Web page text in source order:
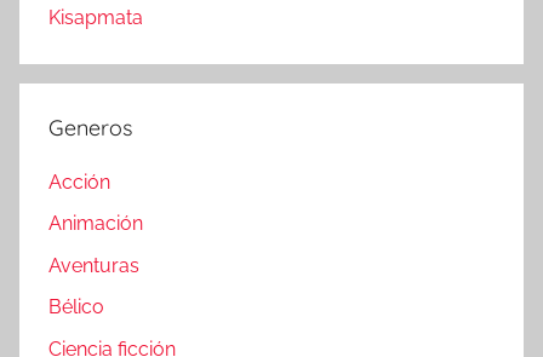
Kisapmata
Generos
Acción
Animación
Aventuras
Bélico
Ciencia ficción